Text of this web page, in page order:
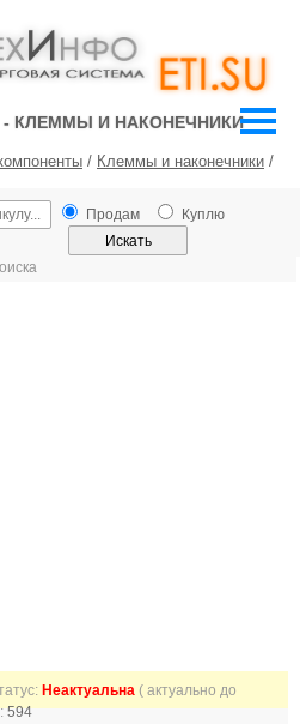
КЛЕММЫ И НАКОНЕЧНИКИ
/ Клеммы и наконечники /
Продам Куплю
Неактуальна ( актуально до
594